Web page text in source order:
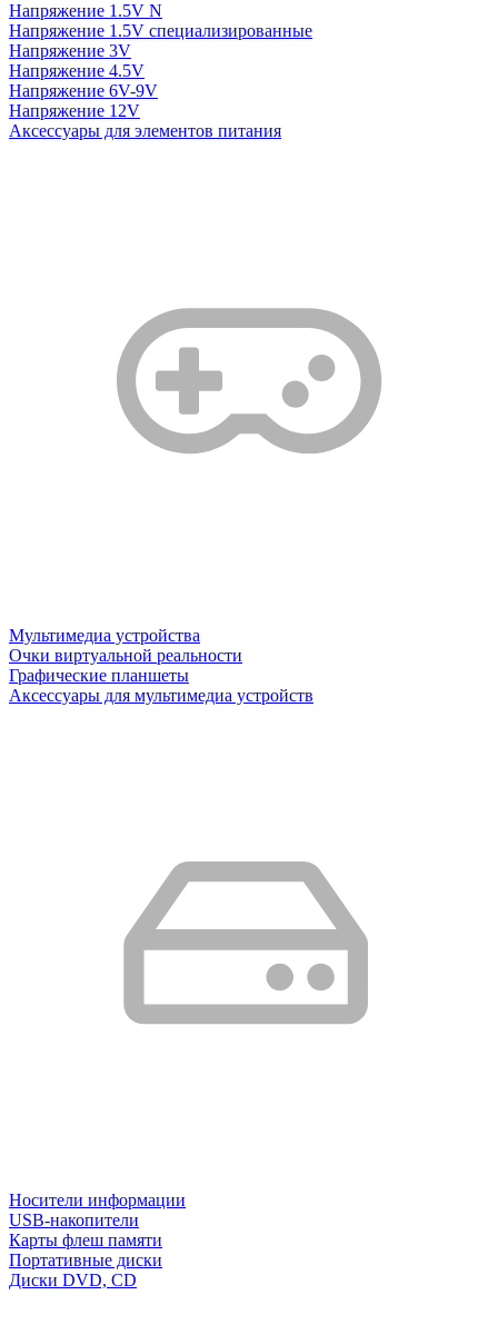
Напряжение 1.5V N
Напряжение 1.5V специализированные
Напряжение 3V
Напряжение 4.5V
Напряжение 6V-9V
Напряжение 12V
Аксессуары для элементов питания
Мультимедиа устройства
Очки виртуальной реальности
Графические планшеты
Аксессуары для мультимедиа устройств
Носители информации
USB-накопители
Карты флеш памяти
Портативные диски
Диски DVD, CD